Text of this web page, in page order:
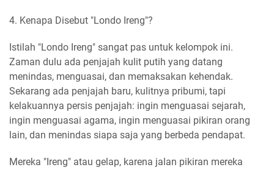
4. Kenapa Disebut "Londo Ireng"?
Istilah "Londo Ireng" sangat pas untuk kelompok ini.
Zaman dulu ada penjajah kulit putih yang datang
menindas, menguasai, dan memaksakan kehendak.
Sekarang ada penjajah baru, kulitnya pribumi, tapi
kelakuannya persis penjajah: ingin menguasai sejarah,
ingin menguasai agama, ingin menguasai pikiran orang
lain, dan menindas siapa saja yang berbeda pendapat.
Mereka "Ireng" atau gelap, karena jalan pikiran mereka